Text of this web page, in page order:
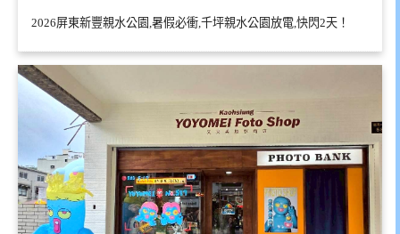
2026屏東新豐親水公園,暑假必衝,千坪親水公園放電,快閃2天！